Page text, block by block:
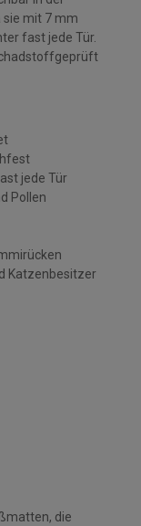
sie mit 7 mm
fast jede Tür.
jede Tür
Pollen
Katzenbesitzer
die